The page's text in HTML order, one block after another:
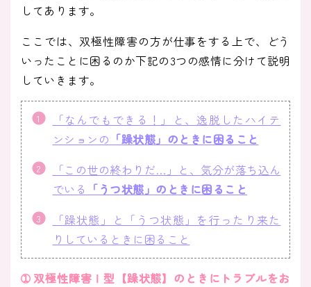
してあります。
ここでは、双極性障害の方が仕事をする上で、どう
いったことに困るのか下記の3つの感情に分けて説明
していきます。
「なんでもできる！」と、逸脱したハイテ
ンションの 「躁状態」のときに困ること
「この世の終わりだ…」と、気分が落ち込ん
でいる 「うつ状態」のときに困ること
「躁状態」と「うつ状態」を行ったり来た
りしているときに困ること
➀ 双極性障害Ⅰ型【躁状態】のときにトラブルをお